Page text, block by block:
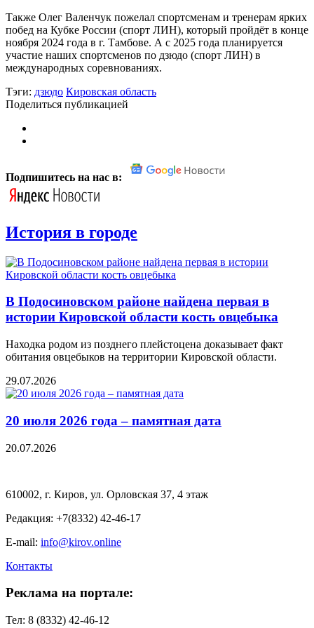
Также Олег Валенчук пожелал спортсменам и тренерам ярких
побед на Кубке России (спорт ЛИН), который пройдёт в конце
ноября 2024 года в г. Тамбове. А с 2025 года планируется
участие наших спортсменов по дзюдо (спорт ЛИН) в
международных соревнованиях.
Тэги: дзюдо Кировская область
Поделиться публикацией
Подпишитесь на нас в:
История в городе
В Подосиновском районе найдена первая в
истории Кировской области кость овцебыка
Находка родом из позднего плейстоцена доказывает факт
обитания овцебыков на территории Кировской области.
29.07.2026
20 июля 2026 года – памятная дата
20.07.2026
610002, г. Киров, ул. Орловская 37, 4 этаж
Редакция: +7(8332) 42-46-17
E-mail: info@kirov.online
Контакты
Реклама на портале:
Тел: 8 (8332) 42-46-12